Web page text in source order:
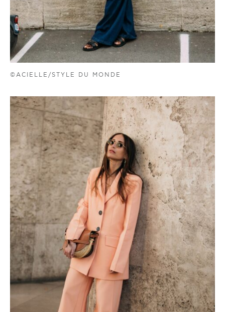
©ACIELLE/STYLE DU MONDE